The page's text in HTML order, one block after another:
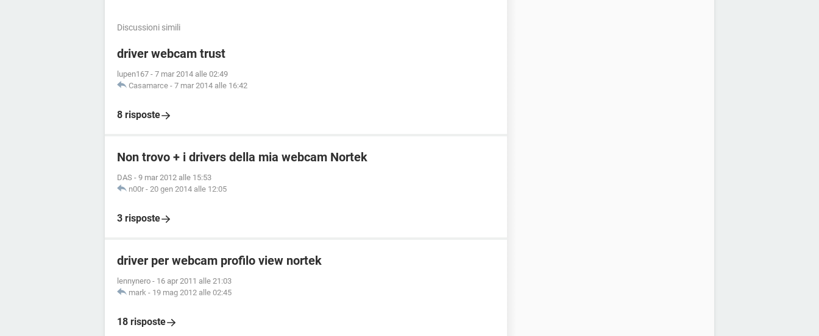
Discussioni simili
driver webcam trust
lupen167 - 7 mar 2014 alle 02:49
Casamarce - 7 mar 2014 alle 16:42
8 risposte
Non trovo + i drivers della mia webcam Nortek
DAS - 9 mar 2012 alle 15:53
n00r - 20 gen 2014 alle 12:05
3 risposte
driver per webcam profilo view nortek
lennynero - 16 apr 2011 alle 21:03
mark - 19 mag 2012 alle 02:45
18 risposte